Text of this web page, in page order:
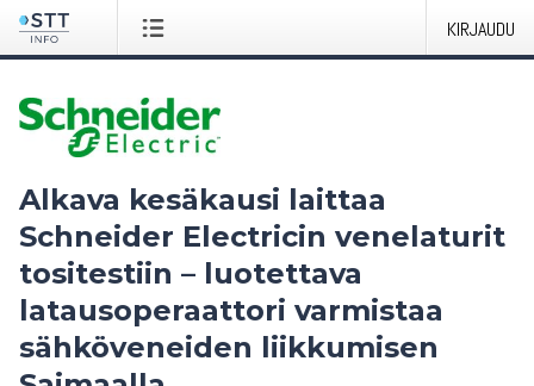
KIRJAUDU
Alkava kesäkausi laittaa
Schneider Electricin venelaturit
tositestiin – luotettava
latausoperaattori varmistaa
sähköveneiden liikkumisen